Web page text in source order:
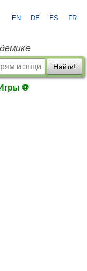
EN DE ES FR
Найти!
Игры ⚽